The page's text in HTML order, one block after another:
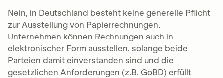
Nein, in Deutschland besteht keine generelle Pflicht
zur Ausstellung von Papierrechnungen.
Unternehmen können Rechnungen auch in
elektronischer Form ausstellen, solange beide
Parteien damit einverstanden sind und die
gesetzlichen Anforderungen (z.B. GoBD) erfüllt